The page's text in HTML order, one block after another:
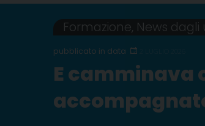
Formazione, News dagli
E camminava